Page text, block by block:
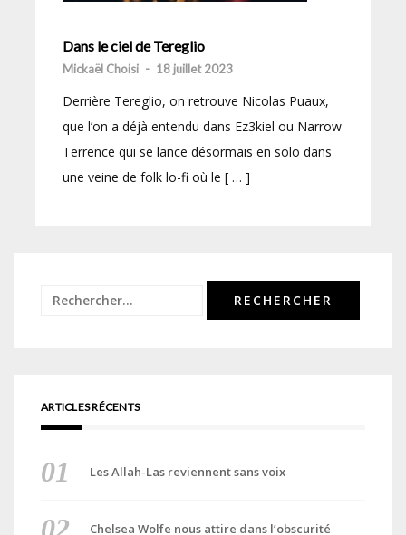
Dans le ciel de Tereglio
Mickaël Choisi - 18 juillet 2023
Derrière Tereglio, on retrouve Nicolas Puaux,
que l’on a déjà entendu dans Ez3kiel ou Narrow
Terrence qui se lance désormais en solo dans
une veine de folk lo-fi où le [ … ]
Rechercher :
ARTICLES RÉCENTS
Les Allah-Las reviennent sans voix
Chelsea Wolfe nous attire dans l’obscurité